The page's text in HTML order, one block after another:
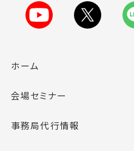
ホーム
会場セミナー
事務局代行情報